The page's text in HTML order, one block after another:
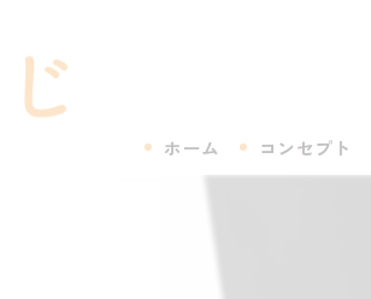
ホーム コンセプト